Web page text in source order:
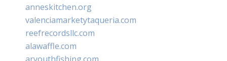
anneskitchen.org
valenciamarketytaqueria.com
reefrecordsllc.com
alawaffle.com